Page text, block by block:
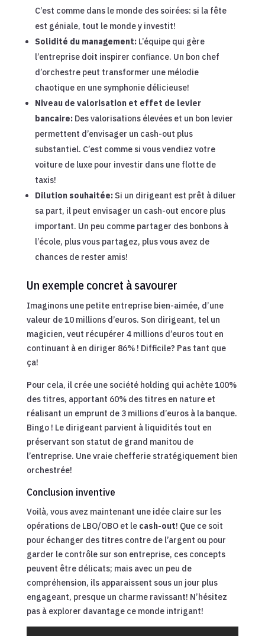
C’est comme dans le monde des soirées: si la fête
est géniale, tout le monde y investit!
Solidité du management:L’équipe qui gère
l’entreprise doit inspirer confiance. Un bon chef
d’orchestre peut transformer une mélodie
chaotique en une symphonie délicieuse!
Niveau de valorisation et effet de levier
bancaire:Des valorisations élevées et un bon levier
permettent d’envisager un cash-out plus
substantiel. C’est comme si vous vendiez votre
voiture de luxe pour investir dans une flotte de
taxis!
Dilution souhaitée:Si un dirigeant est prêt à diluer
sa part, il peut envisager un cash-out encore plus
important. Un peu comme partager des bonbons à
l’école, plus vous partagez, plus vous avez de
chances de rester amis!
Un exemple concret à savourer
Imaginons une petite entreprise bien-aimée, d’une
valeur de 10 millions d’euros. Son dirigeant, tel un
magicien, veut récupérer 4 millions d’euros tout en
continuant à en diriger 86% ! Difficile? Pas tant que
ça!
Pour cela, il crée une société holding qui achète 100%
des titres, apportant 60% des titres en nature et
réalisant un emprunt de 3 millions d’euros à la banque.
Bingo ! Le dirigeant parvient à liquidités tout en
préservant son statut de grand manitou de
l’entreprise. Une vraie chefferie stratégiquement bien
orchestrée!
Conclusion inventive
Voilà, vous avez maintenant une idée claire sur les
opérations de LBO/OBO et le cash-out! Que ce soit
pour échanger des titres contre de l’argent ou pour
garder le contrôle sur son entreprise, ces concepts
peuvent être délicats; mais avec un peu de
compréhension, ils apparaissent sous un jour plus
engageant, presque un charme ravissant! N’hésitez
pas à explorer davantage ce monde intrigant!